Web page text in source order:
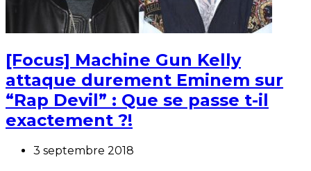
[Focus] Machine Gun Kelly
attaque durement Eminem sur
“Rap Devil” : Que se passe t-il
exactement ?!
3 septembre 2018